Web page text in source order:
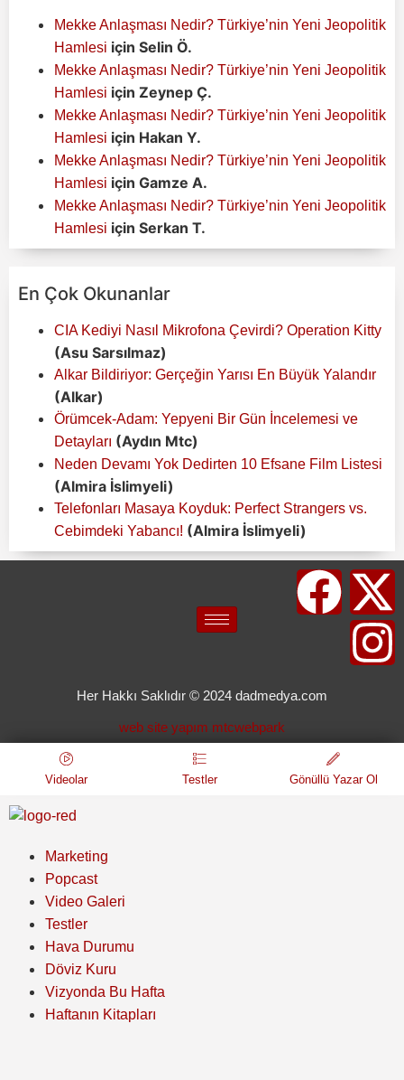
Mekke Anlaşması Nedir? Türkiye’nin Yeni Jeopolitik
Hamlesi için Selin Ö.
Mekke Anlaşması Nedir? Türkiye’nin Yeni Jeopolitik
Hamlesi için Zeynep Ç.
Mekke Anlaşması Nedir? Türkiye’nin Yeni Jeopolitik
Hamlesi için Hakan Y.
Mekke Anlaşması Nedir? Türkiye’nin Yeni Jeopolitik
Hamlesi için Gamze A.
Mekke Anlaşması Nedir? Türkiye’nin Yeni Jeopolitik
Hamlesi için Serkan T.
En Çok Okunanlar
CIA Kediyi Nasıl Mikrofona Çevirdi? Operation Kitty
(Asu Sarsılmaz)
Alkar Bildiriyor: Gerçeğin Yarısı En Büyük Yalandır
(Alkar)
Örümcek-Adam: Yepyeni Bir Gün İncelemesi ve
Detayları (Aydın Mtc)
Neden Devamı Yok Dedirten 10 Efsane Film Listesi
(Almira İslimyeli)
Telefonları Masaya Koyduk: Perfect Strangers vs.
Cebimdeki Yabancı! (Almira İslimyeli)
Her Hakkı Saklıdır © 2024 dadmedya.com
web site yapım mtcwebpark
Videolar Testler Gönüllü Yazar Ol
Marketing
Popcast
Video Galeri
Testler
Hava Durumu
Döviz Kuru
Vizyonda Bu Hafta
Haftanın Kitapları